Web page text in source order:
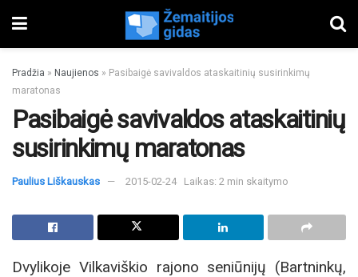
Pradžia » Naujienos » Pasibaigė savivaldos ataskaitinių susirinkimų
maratonas
Pasibaigė savivaldos ataskaitinių
susirinkimų maratonas
Paulius Liškauskas 2015-02-24 Laikas: 2 min skaitymo
Dvylikoje Vilkaviškio rajono seniūnijų (Bartninkų,